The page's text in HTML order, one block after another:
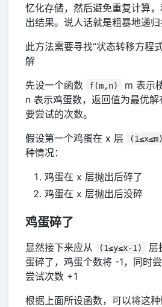
忆化存储，然后避免重复计算
出结果。说人话就是粗暴地递归
此方法需要寻找“状态转移方程
解
先设一个函数
f(m,n)
m 表示
n 表示鸡蛋数，返回值为最优
要尝试的次数。
假设第一个鸡蛋在 x 层
(1≤x≤m)
种情况：
鸡蛋在 x 层抛出后碎了
鸡蛋在 x 层抛出后没碎
鸡蛋碎了
显然接下来应从 (1≤y≤x-1)
层
蛋碎了，鸡蛋个数将 -1，同时
尝试次数 +1
根据上面所设函数，可以将这